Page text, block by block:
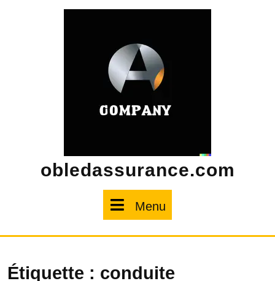
obledassurance.com
Menu
Étiquette : conduite